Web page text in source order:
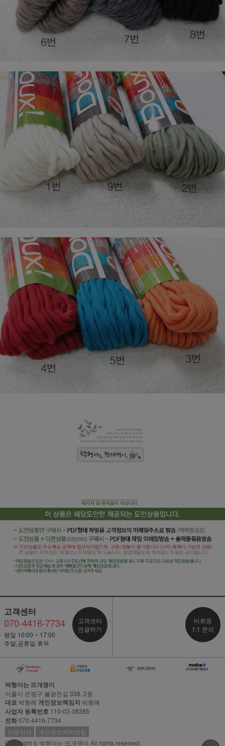
고객센터
070-4416-7734
평일 10:00 ~ 17:00
주말,공휴일 휴무
고객센터
연결하기
비회원
1:1 문의
박형아는 뜨개쟁이
서울시 은평구 불광천길 338, 2층
대표 박형례 개인정보책임자 박형례
사업자 등록번호 110-03-38385
전화070-4416-7734
이용약관
개인정보처리방침
Copyright © 박형아는 뜨개쟁이 All rights reserved.